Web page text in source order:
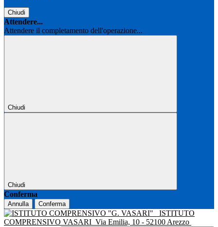
Chiudi
Attendere...
Attendere il completamento dell'operazione...
Chiudi
Chiudi
Conferma
Annulla Conferma
ISTITUTO
COMPRENSIVO VASARI Via Emilia, 10 - 52100 Arezzo